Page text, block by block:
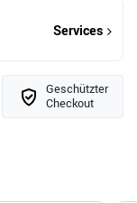
Services
Geschützter
Checkout